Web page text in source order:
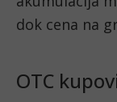
dok cena na
OTC